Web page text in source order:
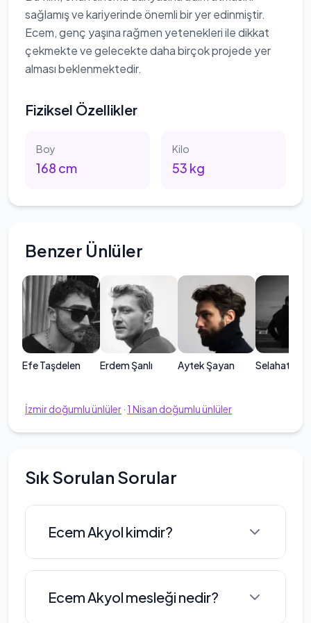
sağlamış ve kariyerinde önemli bir yer edinmiştir.
Ecem, genç yaşına rağmen yetenekleri ile dikkat
çekmekte ve gelecekte daha birçok projede yer
alması beklenmektedir.
Fiziksel Özellikler
Boy
168 cm
Kilo
53 kg
Benzer Ünlüler
Efe Taşdelen Erdem Şanlı Aytek Şayan Selahattin
İzmirdoğumlu ünlüler· 1 Nisan doğumlu ünlüler
Sık Sorulan Sorular
Ecem Akyol kimdir?
İzmir'de dünyaya gelmiştir. Aslen
Ecem Akyol mesleği nedir?